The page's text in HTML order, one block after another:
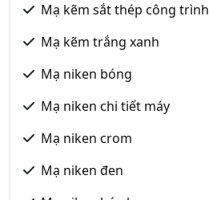
Mạ kẽm sắt thép công trình
Mạ kẽm trắng xanh
Mạ niken bóng
Mạ niken chi tiết máy
Mạ niken crom
Mạ niken đen